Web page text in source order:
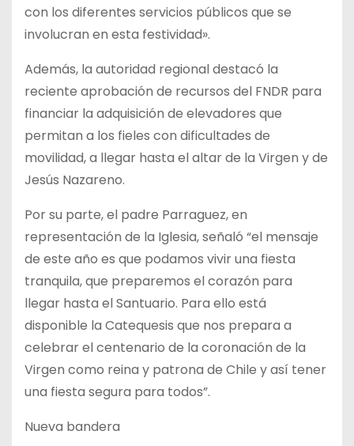
con los diferentes servicios públicos que se
involucran en esta festividad».
Además, la autoridad regional destacó la
reciente aprobación de recursos del FNDR para
financiar la adquisición de elevadores que
permitan a los fieles con dificultades de
movilidad, a llegar hasta el altar de la Virgen y de
Jesús Nazareno.
Por su parte, el padre Parraguez, en
representación de la Iglesia, señaló “el mensaje
de este año es que podamos vivir una fiesta
tranquila, que preparemos el corazón para
llegar hasta el Santuario. Para ello está
disponible la Catequesis que nos prepara a
celebrar el centenario de la coronación de la
Virgen como reina y patrona de Chile y así tener
una fiesta segura para todos”.
Nueva bandera